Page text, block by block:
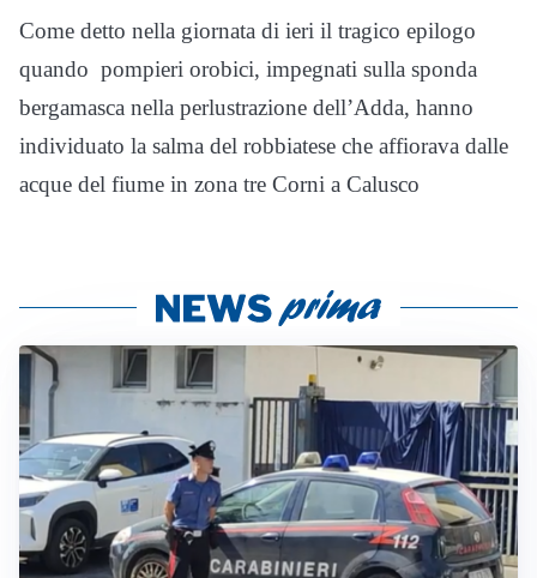
Come detto nella giornata di ieri il tragico epilogo
quando pompieri orobici, impegnati sulla sponda
bergamasca nella perlustrazione dell’Adda, hanno
individuato la salma del robbiatese che affiorava dalle
acque del fiume in zona tre Corni a Calusco